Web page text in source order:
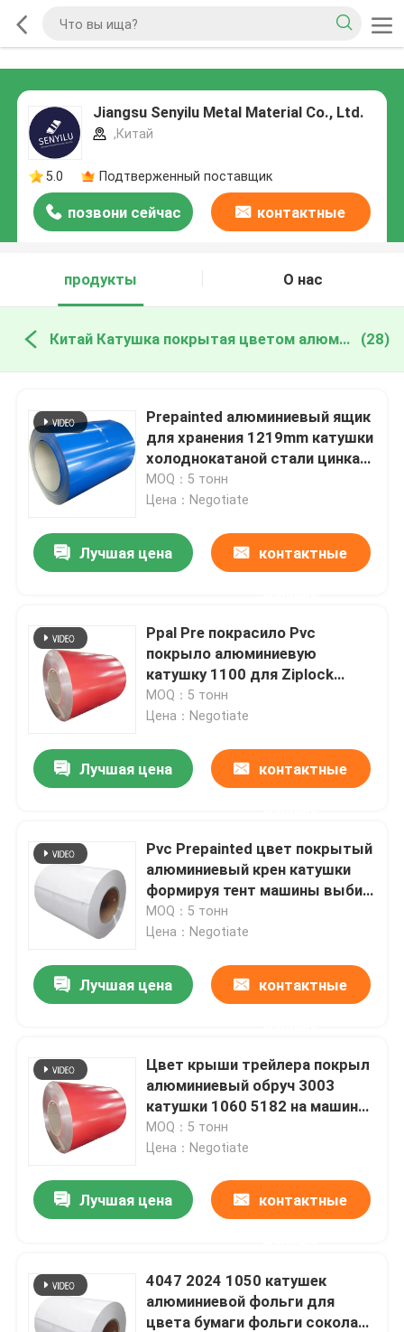
Jiangsu Senyilu Metal Material Co., Ltd.
,Китай
5.0 Подтверженный поставщик
позвони сейчас контактные
продукты
О нас
Китай Катушка покрытая цветом алюминиевая (28)
Prepainted алюминиевый ящик
для хранения 1219mm катушки
холоднокатаной стали цинка
крена катушки
MOQ：5 тонн
Цена：Negotiate
Лучшая цена контактные
Ppal Pre покрасило Pvc
покрыло алюминиевую
катушку 1100 для Ziplock
пластикового Mylar кладет
300mm в мешки 405mm 505mm
MOQ：5 тонн
Цена：Negotiate
Лучшая цена контактные
Pvc Prepainted цвет покрытый
алюминиевый крен катушки
формируя тент машины выбил
0.018-1.5mm
MOQ：5 тонн
Цена：Negotiate
Лучшая цена контактные
Цвет крыши трейлера покрыл
алюминиевый обруч 3003
катушки 1060 5182 на машина
завальцовки 30-2200mm
MOQ：5 тонн
Цена：Negotiate
Лучшая цена контактные
4047 2024 1050 катушек
алюминиевой фольги для
цвета бумаги фольги сокола